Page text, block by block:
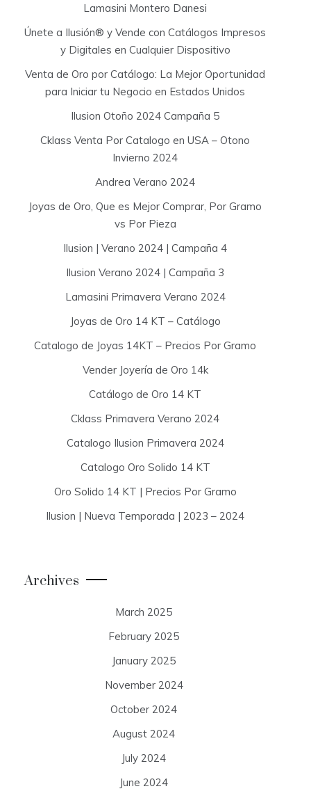
Lamasini Montero Danesi
Únete a Ilusión® y Vende con Catálogos Impresos
y Digitales en Cualquier Dispositivo
Venta de Oro por Catálogo: La Mejor Oportunidad
para Iniciar tu Negocio en Estados Unidos
Ilusion Otoño 2024 Campaña 5
Cklass Venta Por Catalogo en USA – Otono
Invierno 2024
Andrea Verano 2024
Joyas de Oro, Que es Mejor Comprar, Por Gramo
vs Por Pieza
Ilusion | Verano 2024 | Campaña 4
Ilusion Verano 2024 | Campaña 3
Lamasini Primavera Verano 2024
Joyas de Oro 14 KT – Catálogo
Catalogo de Joyas 14KT – Precios Por Gramo
Vender Joyería de Oro 14k
Catálogo de Oro 14 KT
Cklass Primavera Verano 2024
Catalogo Ilusion Primavera 2024
Catalogo Oro Solido 14 KT
Oro Solido 14 KT | Precios Por Gramo
Ilusion | Nueva Temporada | 2023 – 2024
Archives
March 2025
February 2025
January 2025
November 2024
October 2024
August 2024
July 2024
June 2024